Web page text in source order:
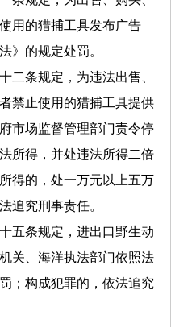
用的猎捕工具发布广告
》的规定处罚。
二条规定，为违法出售、
禁止使用的猎捕工具提供
市场监督管理部门责令停
所得，并处违法所得二倍
得的，处一万元以上五万
追究刑事责任。
五条规定，进出口野生动
关、海洋执法部门依照法
；构成犯罪的，依法追究